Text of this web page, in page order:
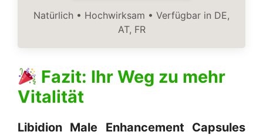
Natürlich • Hochwirksam • Verfügbar in DE,
AT, FR
Fazit: Ihr Weg zu mehr
Vitalität
Libidion Male Enhancement Capsules